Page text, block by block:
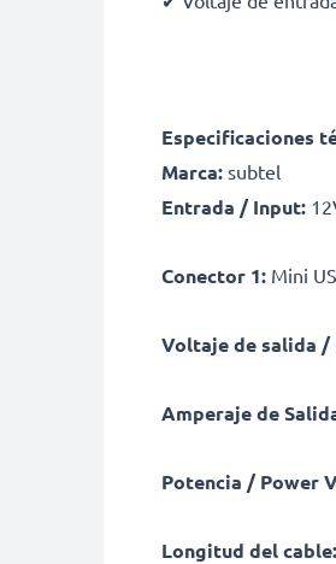
Especificaciones
Marca: subtel
Entrada / Input:
Conector 1: Mini
Voltaje de salida
Amperaje de
Potencia / Power
Longitud del cable: